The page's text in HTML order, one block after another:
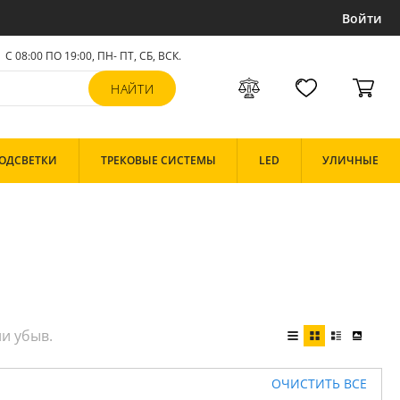
Войти
С 08:00 ПО 19:00, ПН- ПТ,СБ, ВСК.
ТРЕКОВЫЕ СИСТЕМЫ LED УЛИЧНЫЕ
ОЧИСТИТЬ ВСЕ